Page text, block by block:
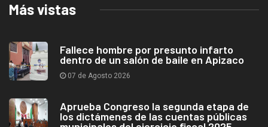
Más vistas
Fallece hombre por presunto infarto
dentro de un salón de baile en Apizaco
07 de Agosto 2026
Aprueba Congreso la segunda etapa de
los dictámenes de las cuentas públicas